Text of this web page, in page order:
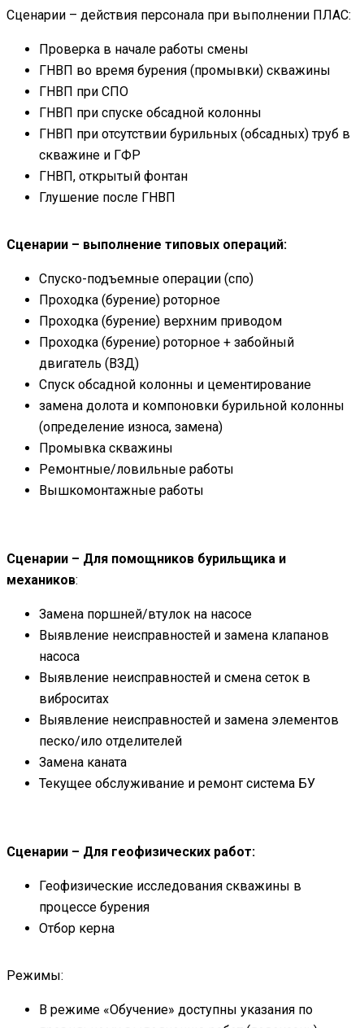
Сценарии – действия персонала при выполнении ПЛАС:
Проверка в начале работы смены
ГНВП во время бурения (промывки) скважины
ГНВП при СПО
ГНВП при спуске обсадной колонны
ГНВП при отсутствии бурильных (обсадных) труб в
скважине и ГФР
ГНВП, открытый фонтан
Глушение после ГНВП
Сценарии – выполнение типовых операций:
Спуско-подъемные операции (спо)
Проходка (бурение) роторное
Проходка (бурение) верхним приводом
Проходка (бурение) роторное + забойный
двигатель (ВЗД)
Спуск обсадной колонны и цементирование
замена долота и компоновки бурильной колонны
(определение износа, замена)
Промывка скважины
Ремонтные/ловильные работы
Вышкомонтажные работы
Сценарии – Для помощников бурильщика и
механиков:
Замена поршней/втулок на насосе
Выявление неисправностей и замена клапанов
насоса
Выявление неисправностей и смена сеток в
виброситах
Выявление неисправностей и замена элементов
песко/ило отделителей
Замена каната
Текущее обслуживание и ремонт система БУ
Сценарии – Для геофизических работ:
Геофизические исследования скважины в
процессе бурения
Отбор керна
Режимы:
В режиме «Обучение» доступны указания по